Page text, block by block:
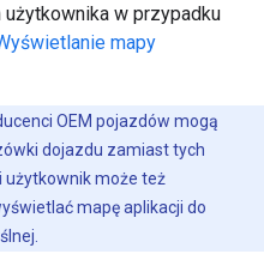
użytkownika w przypadku
mapy
OEM pojazdów mogą
dojazdu zamiast tych
użytkownik może też
mapę aplikacji do